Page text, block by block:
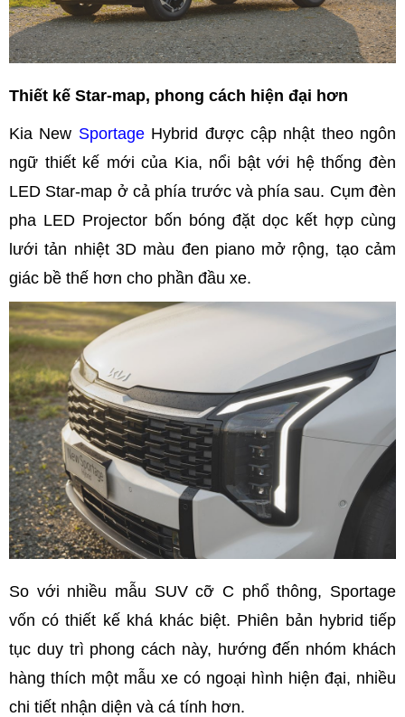
Thiết kế Star-map, phong cách hiện đại hơn
Kia New SportageHybrid được cập nhật theo ngôn
ngữ thiết kế mới của Kia, nổi bật với hệ thống đèn
LED Star-map ở cả phía trước và phía sau. Cụm đèn
pha LED Projector bốn bóng đặt dọc kết hợp cùng
lưới tản nhiệt 3D màu đen piano mở rộng, tạo cảm
giác bề thế hơn cho phần đầu xe.
So với nhiều mẫu SUV cỡ C phổ thông, Sportage
vốn có thiết kế khá khác biệt. Phiên bản hybrid tiếp
tục duy trì phong cách này, hướng đến nhóm khách
hàng thích một mẫu xe có ngoại hình hiện đại, nhiều
chi tiết nhận diện và cá tính hơn.